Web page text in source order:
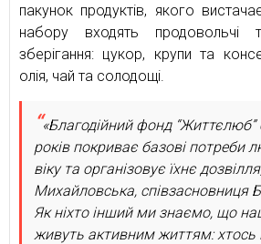
пакунок продуктів, якого
набору входять продовольчі
зберігання: цукор, крупи та
олія, чай та солодощі.
«Благодійний фонд “Життєлюб”
років покриває базові потреби
віку та організовує їхнє
Михайловська, співзасновниця
Як ніхто інший ми знаємо, що
живуть активним життям: хтось